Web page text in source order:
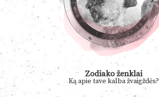
Zodiako ženklai
Ką apie tave kalba žvaigždės?